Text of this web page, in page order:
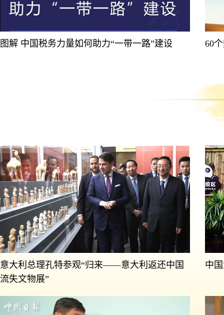
图解 中国税务力量如何助力“一带一路”建设 60
意大利总理孔特参观“归来——意大利返还中国
流失文物展”
中